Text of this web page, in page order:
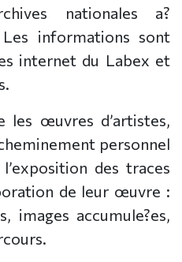
nationales a?
informations sont
internet du Labex et
les œuvres d’artistes,
personnel
des traces
de leur œuvre :
images accumule?es,